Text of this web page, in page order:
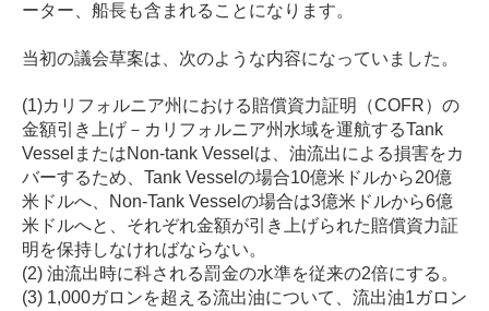
ーター、船長も含まれることになります。
当初の議会草案は、次のような内容になっていました。
(1)カリフォルニア州における賠償資力証明（COFR）の
金額引き上げ－カリフォルニア州水域を運航するTank
VesselまたはNon-tank Vesselは、油流出による損害をカ
バーするため、Tank Vesselの場合10億米ドルから20億
米ドルへ、Non-Tank Vesselの場合は3億米ドルから6億
米ドルへと、それぞれ金額が引き上げられた賠償資力証
明を保持しなければならない。
(2) 油流出時に科される罰金の水準を従来の2倍にする。
(3) 1,000ガロンを超える流出油について、流出油1ガロン